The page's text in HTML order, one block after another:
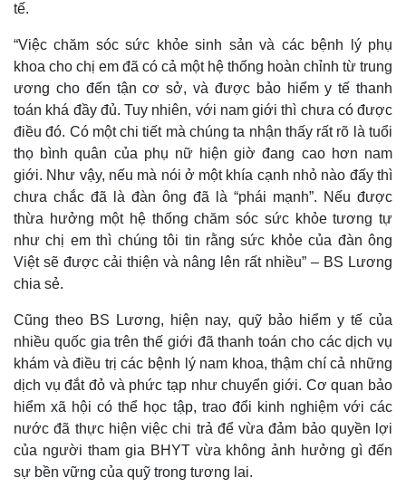
Pháp luật
Vụ án
Tin nóng
Tư vấn luật
Quân sự - Quốc phòng
Vũ khí
Việt Nam
Phân tích
tế.
“Việc chăm sóc sức khỏe sinh sản và các bệnh lý phụ
khoa cho chị em đã có cả một hệ thống hoàn chỉnh từ trung
ương cho đến tận cơ sở, và được bảo hiểm y tế thanh
toán khá đầy đủ. Tuy nhiên, với nam giới thì chưa có được
điều đó. Có một chi tiết mà chúng ta nhận thấy rất rõ là tuổi
thọ bình quân của phụ nữ hiện giờ đang cao hơn nam
giới. Như vậy, nếu mà nói ở một khía cạnh nhỏ nào đấy thì
chưa chắc đã là đàn ông đã là “phái mạnh”. Nếu được
thừa hưởng một hệ thống chăm sóc sức khỏe tương tự
như chị em thì chúng tôi tin rằng sức khỏe của đàn ông
Việt sẽ được cải thiện và nâng lên rất nhiều” – BS Lương
chia sẻ.
Cũng theo BS Lương, hiện nay, quỹ bảo hiểm y tế của
nhiều quốc gia trên thế giới đã thanh toán cho các dịch vụ
khám và điều trị các bệnh lý nam khoa, thậm chí cả những
dịch vụ đắt đỏ và phức tạp như chuyển giới. Cơ quan bảo
hiểm xã hội có thể học tập, trao đổi kinh nghiệm với các
nước đã thực hiện việc chi trả để vừa đảm bảo quyền lợi
của người tham gia BHYT vừa không ảnh hưởng gì đến
sự bền vững của quỹ trong tương lai.